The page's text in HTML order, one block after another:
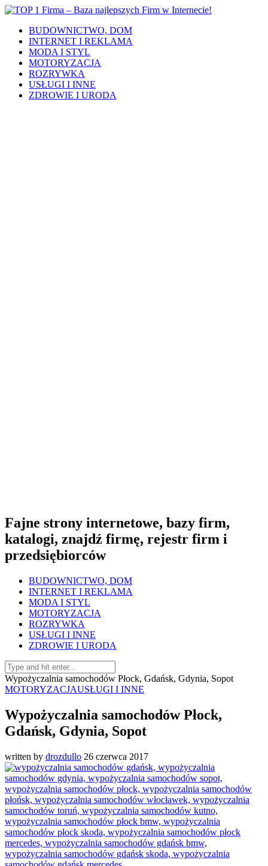
BUDOWNICTWO, DOM
INTERNET I REKLAMA
MODA I STYL
MOTORYZACJA
ROZRYWKA
USŁUGI I INNE
ZDROWIE I URODA
Fajne strony internetowe, bazy firm,
katalogi, znajdź firmę, rejestr firm i
przedsiębiorców
BUDOWNICTWO, DOM
INTERNET I REKLAMA
MODA I STYL
MOTORYZACJA
ROZRYWKA
USŁUGI I INNE
ZDROWIE I URODA
Wypożyczalnia samochodów Płock, Gdańsk, Gdynia, Sopot
MOTORYZACJAUSŁUGI I INNE
Wypożyczalnia samochodów Płock,
Gdańsk, Gdynia, Sopot
written by drozdullo 26 czerwca 2017